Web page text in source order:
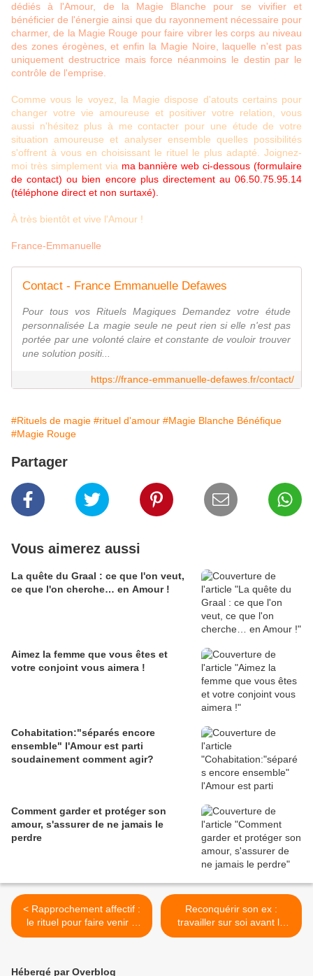
dédiés à l'Amour, de la Magie Blanche pour se vivifier et
bénéficier de l'énergie ainsi que du rayonnement nécessaire pour
charmer, de la Magie Rouge pour faire vibrer les corps au niveau
des zones érogènes, et enfin la Magie Noire, laquelle n'est pas
uniquement destructrice mais force néanmoins le destin par le
contrôle de l'emprise.
Comme vous le voyez, la Magie dispose d'atouts certains pour
changer votre vie amoureuse et positiver votre relation, vous
aussi n'hésitez plus à me contacter pour une étude de votre
situation amoureuse et analyser ensemble quelles possibilités
s'offrent à vous en choisissant le rituel le plus adapté. Joignez-
moi très simplement via ma bannière web ci-dessous (formulaire
de contact) ou bien encore plus directement au 06.50.75.95.14
(téléphone direct et non surtaxé).
À très bientôt et vive l'Amour !
France-Emmanuelle
Contact - France Emmanuelle Defawes
Pour tous vos Rituels Magiques Demandez votre étude
personnalisée La magie seule ne peut rien si elle n'est pas
portée par une volonté claire et constante de vouloir trouver
une solution positi...
https://france-emmanuelle-defawes.fr/contact/
#Rituels de magie #rituel d'amour #Magie Blanche Bénéfique
#Magie Rouge
Partager
Vous aimerez aussi
La quête du Graal : ce que l'on veut,
ce que l'on cherche… en Amour !
Aimez la femme que vous êtes et
votre conjoint vous aimera !
Cohabitation:"séparés encore
ensemble" l'Amour est parti
soudainement comment agir?
Comment garder et protéger son
amour, s'assurer de ne jamais le
perdre
< Rapprochement affectif :
le rituel pour faire venir à
vous l'être aimé
Reconquérir son ex :
travailler sur soi avant le
rituel de retour de l'être
Hébergé par Overblog